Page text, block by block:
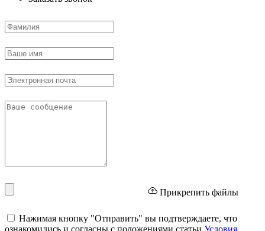
Прикрепить файлы
Нажимая кнопку "Отправить" вы подтверждаете, что
ознакомились и согласны с положениями статьи Условия